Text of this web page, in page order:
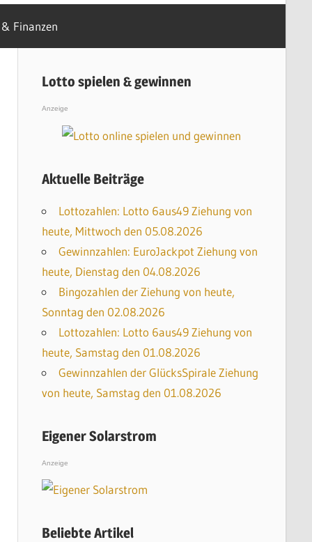
Finanzen
Lotto spielen & gewinnen
Anzeige
Aktuelle Beiträge
Lottozahlen: Lotto 6aus49 Ziehung von
heute, Mittwoch den 05.08.2026
Gewinnzahlen: EuroJackpot Ziehung von
heute, Dienstag den 04.08.2026
Bingozahlen der Ziehung von heute,
Sonntag den 02.08.2026
Lottozahlen: Lotto 6aus49 Ziehung von
heute, Samstag den 01.08.2026
Gewinnzahlen der GlücksSpirale Ziehung
von heute, Samstag den 01.08.2026
Eigener Solarstrom
Anzeige
Beliebte Artikel